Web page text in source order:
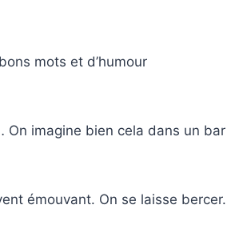
mots et d’humour
imagine bien cela dans un
émouvant. On se laisse bercer.